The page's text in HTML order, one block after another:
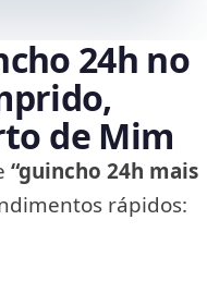
24h no
de Mim
“guincho 24h mais
rápidos: